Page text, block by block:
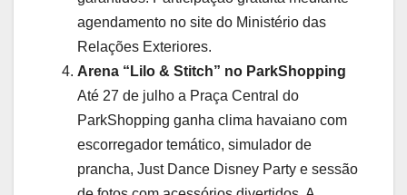
agendamento no site do Ministério das
Relações Exteriores.
Arena “Lilo & Stitch” no ParkShopping
Até 27 de julho a Praça Central do
ParkShopping ganha clima havaiano com
escorregador temático, simulador de
prancha, Just Dance Disney Party e sessão